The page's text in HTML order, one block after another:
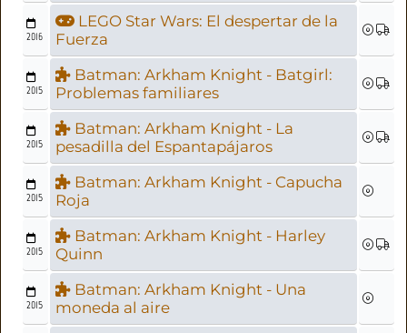
2016
LEGO Star Wars: El despertar de la
Fuerza
2015
Batman: Arkham Knight - Batgirl:
Problemas familiares
2015
Batman: Arkham Knight - La
pesadilla del Espantapájaros
2015
Batman: Arkham Knight - Capucha
Roja
2015
Batman: Arkham Knight - Harley
Quinn
2015
Batman: Arkham Knight - Una
moneda al aire